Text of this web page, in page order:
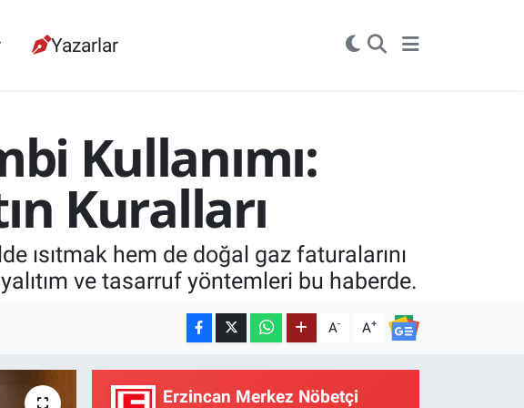
Yazarlar
Kullanımı:
Kuralları
ısıtmak hem de doğal gaz faturalarını
ve tasarruf yöntemleri bu haberde.
A- A+
Erzincan Merkez Nöbetçi